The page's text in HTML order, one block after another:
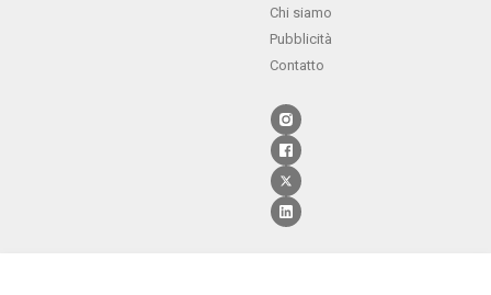
Chi siamo
Pubblicità
Contatto